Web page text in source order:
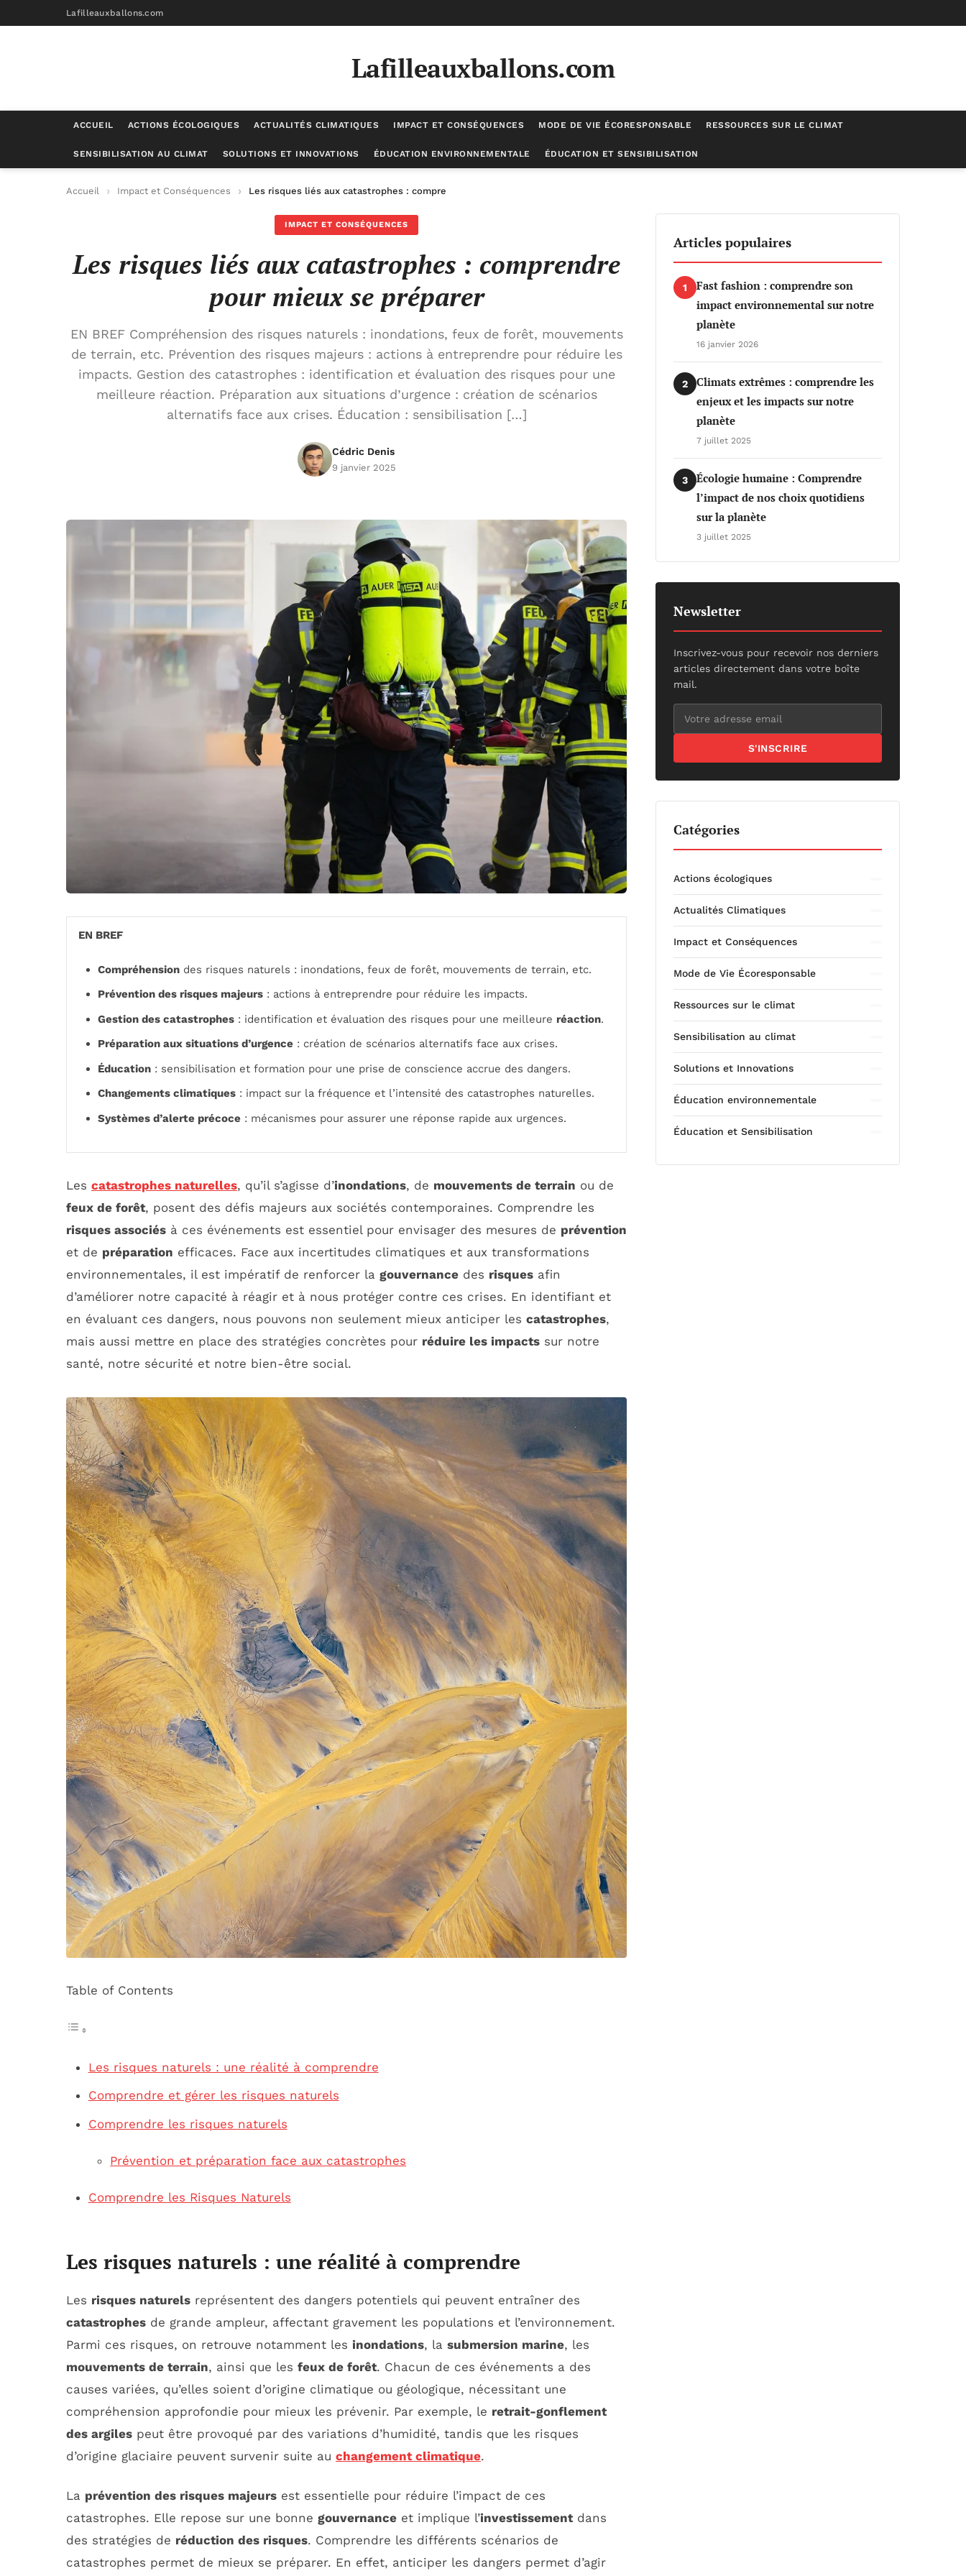
Lafilleauxballons.com
Lafilleauxballons.com
ACCUEIL ACTIONS ÉCOLOGIQUES ACTUALITÉS CLIMATIQUES IMPACT ET CONSÉQUENCES MODE DE VIE ÉCORESPONSABLE RESSOURCES SUR LE CLIMAT
SENSIBILISATION AU CLIMAT SOLUTIONS ET INNOVATIONS ÉDUCATION ENVIRONNEMENTALE ÉDUCATION ET SENSIBILISATION
Accueil Impact et Conséquences Les risques liés aux catastrophes : comprendre pour mieux se préparer
IMPACT ET CONSÉQUENCES
Les risques liés aux catastrophes : comprendre
pour mieux se préparer
EN BREF Compréhension des risques naturels : inondations, feux de forêt, mouvements
de terrain, etc. Prévention des risques majeurs : actions à entreprendre pour réduire les
impacts. Gestion des catastrophes : identification et évaluation des risques pour une
meilleure réaction. Préparation aux situations d’urgence : création de scénarios
alternatifs face aux crises. Éducation : sensibilisation […]
Cédric Denis
9 janvier 2025
EN BREF
Compréhension des risques naturels : inondations, feux de forêt, mouvements de terrain, etc.
Prévention des risques majeurs : actions à entreprendre pour réduire les impacts.
Gestion des catastrophes : identification et évaluation des risques pour une meilleure réaction.
Préparation aux situations d’urgence : création de scénarios alternatifs face aux crises.
Éducation : sensibilisation et formation pour une prise de conscience accrue des dangers.
Changements climatiques : impact sur la fréquence et l’intensité des catastrophes naturelles.
Systèmes d’alerte précoce : mécanismes pour assurer une réponse rapide aux urgences.
Les catastrophes naturelles, qu’il s’agisse d’inondations, de mouvements de terrain ou de
feux de forêt, posent des défis majeurs aux sociétés contemporaines. Comprendre les
risques associés à ces événements est essentiel pour envisager des mesures de prévention
et de préparation efficaces. Face aux incertitudes climatiques et aux transformations
environnementales, il est impératif de renforcer la gouvernance des risques afin
d’améliorer notre capacité à réagir et à nous protéger contre ces crises. En identifiant et
en évaluant ces dangers, nous pouvons non seulement mieux anticiper les catastrophes,
mais aussi mettre en place des stratégies concrètes pour réduire les impacts sur notre
santé, notre sécurité et notre bien-être social.
Table of Contents
Les risques naturels : une réalité à comprendre
Comprendre et gérer les risques naturels
Comprendre les risques naturels
Prévention et préparation face aux catastrophes
Comprendre les Risques Naturels
Les risques naturels : une réalité à comprendre
Les risques naturels représentent des dangers potentiels qui peuvent entraîner des
catastrophes de grande ampleur, affectant gravement les populations et l’environnement.
Parmi ces risques, on retrouve notamment les inondations, la submersion marine, les
mouvements de terrain, ainsi que les feux de forêt. Chacun de ces événements a des
causes variées, qu’elles soient d’origine climatique ou géologique, nécessitant une
compréhension approfondie pour mieux les prévenir. Par exemple, le retrait-gonflement
des argiles peut être provoqué par des variations d’humidité, tandis que les risques
d’origine glaciaire peuvent survenir suite au changement climatique.
La prévention des risques majeurs est essentielle pour réduire l’impact de ces
catastrophes. Elle repose sur une bonne gouvernance et implique l’investissementdans
des stratégies de réduction des risques. Comprendre les différents scénarios de
catastrophes permet de mieux se préparer. En effet, anticiper les dangers permet d’agir
Articles populaires
1
Fast fashion : comprendre son
impact environnemental sur notre
planète
16 janvier 2026
2
Climats extrêmes : comprendre les
enjeux et les impacts sur notre
planète
7 juillet 2025
3
Écologie humaine : Comprendre
l’impact de nos choix quotidiens
sur la planète
3 juillet 2025
Newsletter
Inscrivez-vous pour recevoir nos derniers
articles directement dans votre boîte
mail.
S'INSCRIRE
Catégories
Actions écologiques
Actualités Climatiques
Impact et Conséquences
Mode de Vie Écoresponsable
Ressources sur le climat
Sensibilisation au climat
Solutions et Innovations
Éducation environnementale
Éducation et Sensibilisation